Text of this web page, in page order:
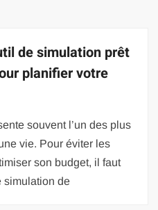
de simulation prêt
planifier votre
souvent l’un des plus
vie. Pour éviter les
son budget, il faut
simulation de